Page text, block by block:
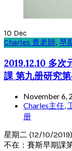
10 Dec
Charles 查老師, 早
2019.12.10 多
課 第九册研究
November 6,
Charles主任,
册
星期二 (12/10/
不在：賽斯早期課